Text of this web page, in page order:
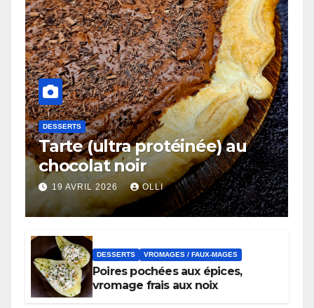
DESSERTS
Tarte (ultra protéinée) au
chocolat noir
19 AVRIL 2026 OLLI
DESSERTS VROMAGES / FAUX-MAGES
Poires pochées aux épices,
vromage frais aux noix